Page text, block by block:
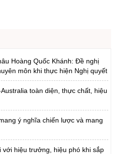
Hoàng Quốc Khánh: Đề nghị
môn khi thực hiện Nghị quyết
toàn diện, thực chất, hiệu
ý nghĩa chiến lược và mang
hiệu trưởng, hiệu phó khi sắp